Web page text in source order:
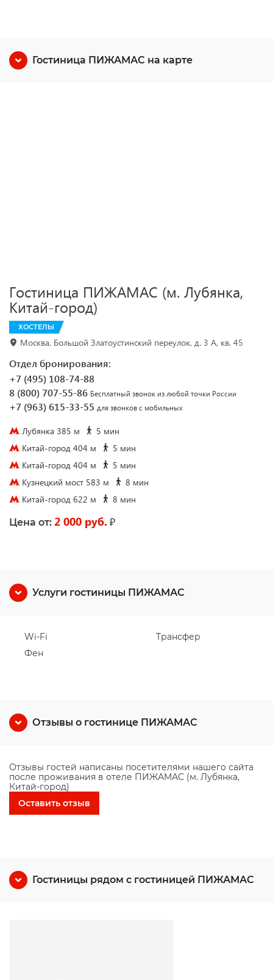
Гостиница ПИЖАМАС на карте
Гостиница ПИЖАМАС (м. Лубянка,
Китай-город)
ХОСТЕЛЫ
Москва, Большой Златоустинский переулок, д. 3 А, кв. 45
Отдел бронирования:
+7 (495) 108-74-88
8 (800) 707-55-86 Бесплатный звонок из любой точки России
+7 (963) 615-33-55 для звонков с мобильных
Лубянка 385 м
5 мин
Китай-город 404 м
5 мин
Китай-город 404 м
5 мин
Кузнецкий мост 583 м
8 мин
Китай-город 622 м
8 мин
Цена от: 2 000 руб. ₽
Услуги гостиницы ПИЖАМАС
Wi-Fi
Фен
Трансфер
Отзывы о гостинице ПИЖАМАС
Отзывы гостей написаны посетителями нашего сайта
после проживания в отеле ПИЖАМАС (м. Лубянка,
Китай-город)
Оставить отзыв
Гостиницы рядом с гостиницей ПИЖАМАС